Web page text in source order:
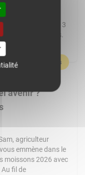
ventes en GMS.
de Pontchâteau
dépasser les 3
transformés.
En savoir plus
avenir ?
agriculteur
emmène dans le
moissons 2026 avec
Au fil de